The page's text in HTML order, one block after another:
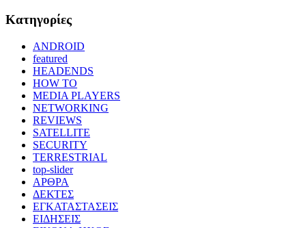
Kατηγορίες
ANDROID
featured
HEADENDS
HOW TO
MEDIA PLAYERS
NETWORKING
REVIEWS
SATELLITE
SECURITY
TERRESTRIAL
top-slider
ΑΡΘΡΑ
ΔΕΚΤΕΣ
ΕΓΚΑΤΑΣΤΑΣΕΙΣ
ΕΙΔΗΣΕΙΣ